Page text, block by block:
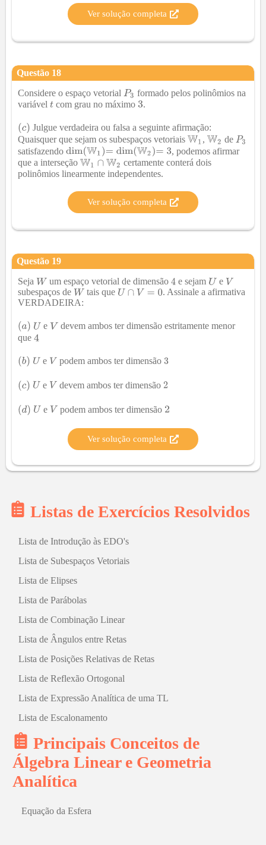
Ver solução completa
Questão 18
Considere o espaço vetorial
formado pelos polinômios na
variável
com grau no máximo .
Julgue verdadeira ou falsa a seguinte afirmação:
Quaisquer que sejam os subespaços vetoriais
,
de
satisfazendo
, podemos afirmar
que a interseção
certamente conterá dois
polinômios linearmente independentes.
Ver solução completa
Questão 19
Seja
um espaço vetorial de dimensão e sejam
e
subespaços de
tais que
. Assinale a afirmativa
VERDADEIRA:
e
devem ambos ter dimensão estritamente menor
que
e podem ambos ter dimensão
e devem ambos ter dimensão
e podem ambos ter dimensão
Ver solução completa
Listas de Exercícios Resolvidos
Lista de Introdução às EDO's
Lista de Subespaços Vetoriais
Lista de Elipses
Lista de Parábolas
Lista de Combinação Linear
Lista de Ângulos entre Retas
Lista de Posições Relativas de Retas
Lista de Reflexão Ortogonal
Lista de Expressão Analítica de uma TL
Lista de Escalonamento
Principais Conceitos de
Álgebra Linear e Geometria
Analítica
Equação da Esfera